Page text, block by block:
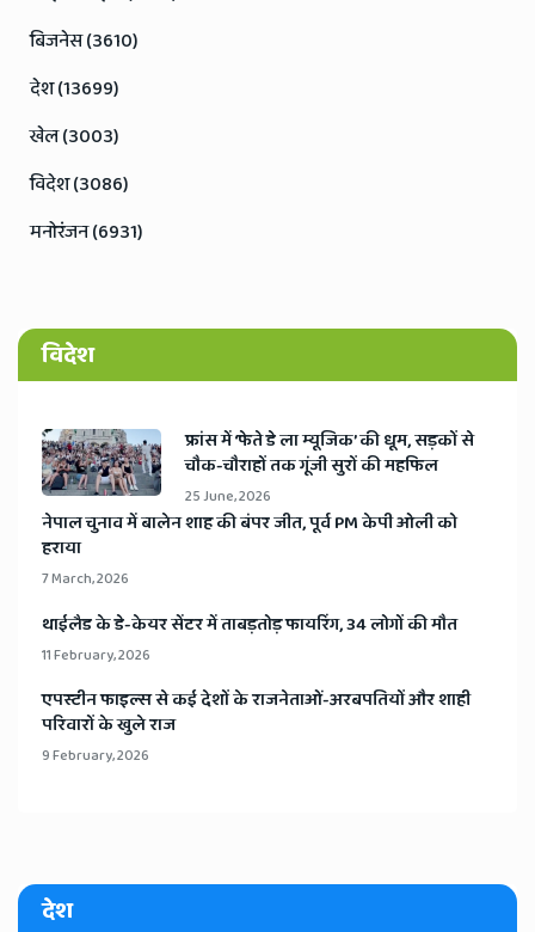
बिजनेस (3610)
देश (13699)
खेल (3003)
विदेश (3086)
मनोरंजन (6931)
विदेश
​फ्रांस में ‘फेते डे ला म्यूजिक’ की धूम, सड़कों से
चौक-चौराहों तक गूंजी सुरों की महफिल
25 June, 2026
​नेपाल चुनाव में बालेन शाह की बंपर जीत, पूर्व PM केपी ओली को
हराया
7 March, 2026
​थाईलैड के डे-केयर सेंटर में ताबड़तोड़ फायरिंग, 34 लोगों की मौत
11 February, 2026
​एपस्टीन फाइल्स से कई देशों के राजनेताओं-अरबपतियों और शाही
परिवारों के खुले राज
9 February, 2026
देश